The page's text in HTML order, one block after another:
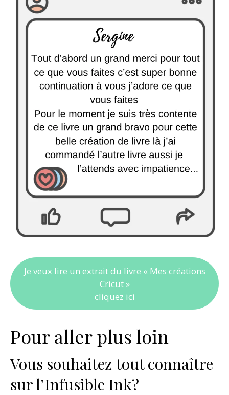
Je veux lire un extrait du livre « Mes créations
Cricut »
cliquez ici
Pour aller plus loin
Vous souhaitez tout connaître
sur l’Infusible Ink?